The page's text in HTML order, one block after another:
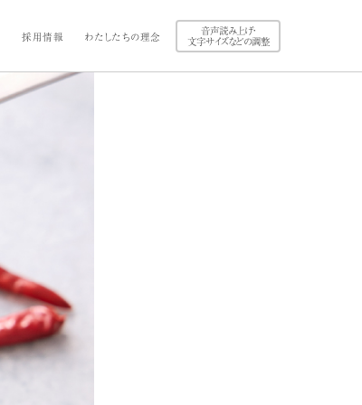
採用情報 わたしたちの理念
音声読み上げ・
文字サイズなどの調整